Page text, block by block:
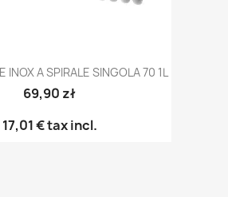
INOX A SPIRALE SINGOLA 70 1L
69,90 zł
17,01 €tax incl.